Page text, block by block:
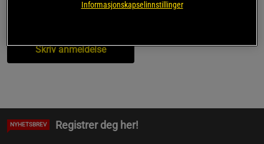
Spørsmål og svar (0)
Skriv anmeldelse
NYHETSBREV Registrer deg her!
Informasjonskapselinnstillinger